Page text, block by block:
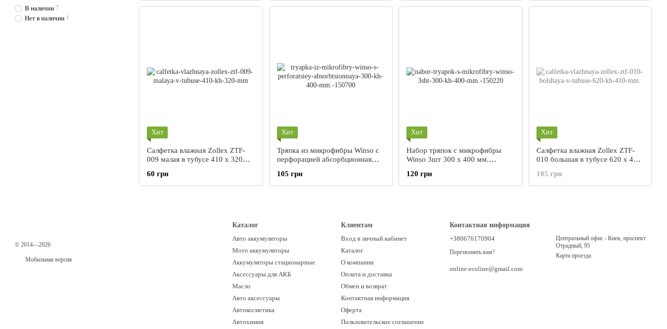
Хит
Cалфетка влажная Zollex ZTF-
009 малая в тубусе 410 х 320
60 грн
Хит
Тряпка из микрофибры Winso с
перфорацией абсорбционная
105 грн
Хит
Набор тряпок с микрофибры
Winso 3шт 300 х 400 мм.
120 грн
Хит
Cалфетка влажная Zollex ZTF-
010 большая в тубусе 620 х 410
105 грн
В наличии 7
Нет в наличии 1
© 2014—2026
Мобильная версия
Каталог
Авто аккумуляторы
Мото аккумуляторы
Аккумуляторы стационарные
Аксессуары для АКБ
Масло
Авто аксессуары
Автокосметика
Автохимия
Клиентам
Вход в личный кабинет
Каталог
О компании
Оплата и доставка
Обмен и возврат
Контактная информация
Оферта
Пользовательское соглашение
Контактная информация
+380676170904
Перезвонить вам?
online.ecoline@gmail.com
Центральный офис - Киев, проспект
Отрадный, 95
Карта проезда